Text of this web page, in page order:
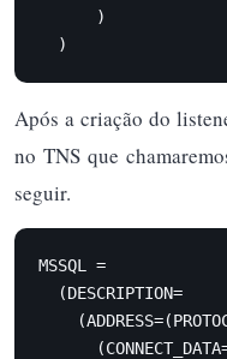
      )
  )
Após a criação do
no TNS que
seguir.
MSSQL =
  (DESCRIPTION=